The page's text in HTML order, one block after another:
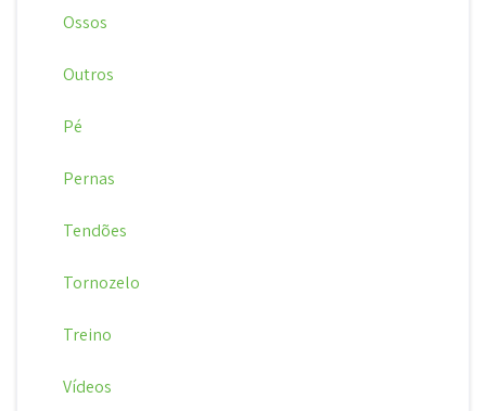
Ossos
Outros
Pé
Pernas
Tendões
Tornozelo
Treino
Vídeos